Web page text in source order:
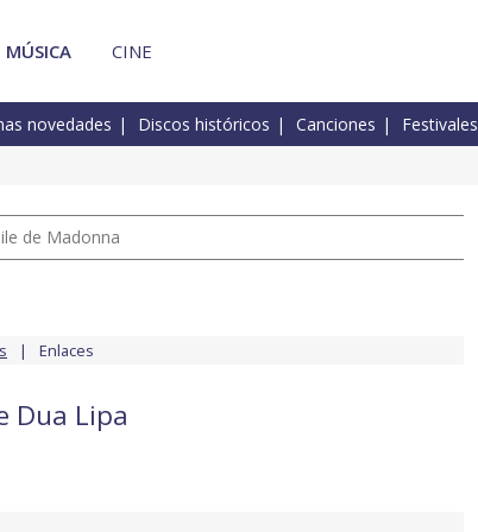
MÚSICA CINE
novedades Discos históricos Canciones Festivales
de Madonna
Enlaces
Dua Lipa